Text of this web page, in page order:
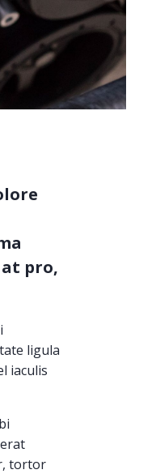
pro,
ligula
iaculis
tortor